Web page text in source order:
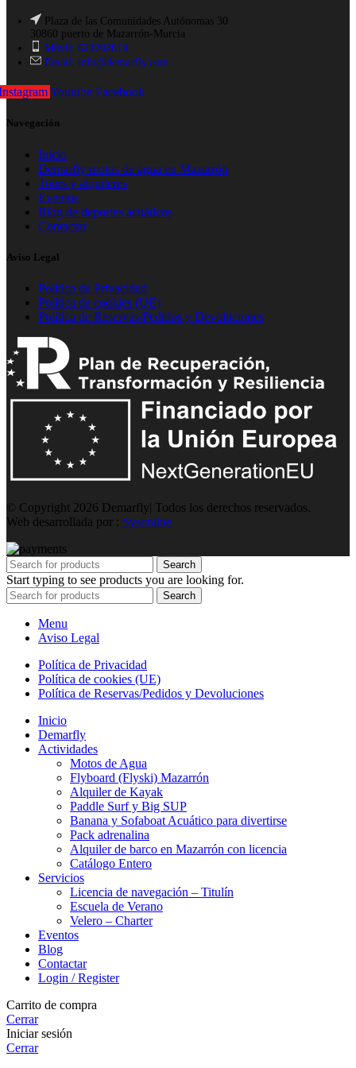
Plaza de las Comunidades Autónomas 30
30860 puerto de Mazarrón-Murcia
Móvil: 624202819
Email: info@demarfly.com
Youtube Facebook
Navegación
Inicio
Demarfly motos de agua en Mazarrón
Tours y alquileres
Eventos
Blog de deportes acuáticos
Contactar
Aviso Legal
Política de Privacidad
Política de cookies (UE)
Política de Reservas/Pedidos y Devoluciones
© Copyright 2026 Demarfly| Todos los derechos reservados.
Web desarrollada por : Sysonline
Search
Start typing to see products you are looking for.
Search
Menu
Aviso Legal
Política de Privacidad
Política de cookies (UE)
Política de Reservas/Pedidos y Devoluciones
Inicio
Demarfly
Actividades
Motos de Agua
Flyboard (Flyski) Mazarrón
Alquiler de Kayak
Paddle Surf y Big SUP
Banana y Sofaboat Acuático para divertirse
Pack adrenalina
Alquiler de barco en Mazarrón con licencia
Catálogo Entero
Servicios
Licencia de navegación – Titulín
Escuela de Verano
Velero – Charter
Eventos
Blog
Contactar
Login / Register
Carrito de compra
Cerrar
Iniciar sesión
Cerrar